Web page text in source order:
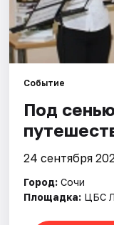
Спорт
События
Города
Площадки
Рейтинги
Событие
Под
24 сентября
Город: Сочи
Площадка: ЦБС